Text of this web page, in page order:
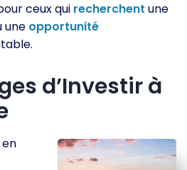
ceux qui recherchent une
une opportunité
d’Investir à
en